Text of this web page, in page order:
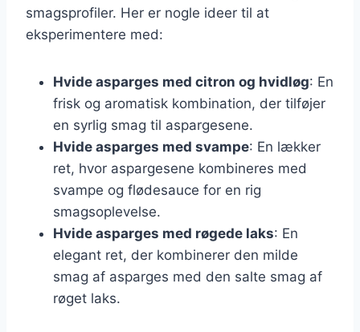
smagsprofiler. Her er nogle ideer til at
eksperimentere med:
Hvide asparges med citron og hvidløg: En
frisk og aromatisk kombination, der tilføjer
en syrlig smag til aspargesene.
Hvide asparges med svampe: En lækker
ret, hvor aspargesene kombineres med
svampe og flødesauce for en rig
smagsoplevelse.
Hvide asparges med røgede laks: En
elegant ret, der kombinerer den milde
smag af asparges med den salte smag af
røget laks.